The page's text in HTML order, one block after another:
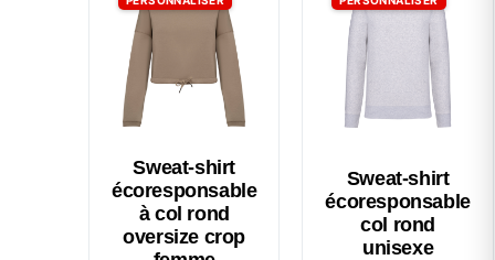
Sweat-shirt
écoresponsable
à col rond
oversize crop
Sweat-shirt
écoresponsable
col rond
unisexe